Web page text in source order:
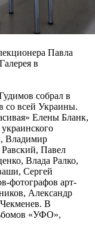
Павла
в
собрал в
со всей Украины.
Елены Бланк,
Владимир
Павел
Влада Ралко,
Сергей
фотографов арт-
Александр
В
«УФО»,